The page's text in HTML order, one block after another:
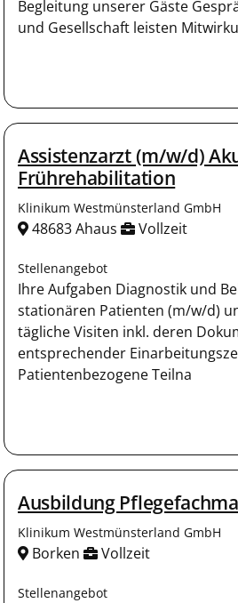
Begleitung unserer Gäste
und Gesellschaft leisten
Assistenzarzt (m/w/d)
Frührehabilitation
Klinikum Westmünsterland GmbH
48683 Ahaus Vollzeit
Stellenangebot
Ihre Aufgaben Diagnostik und
stationären Patienten (m/w/d)
tägliche Visiten inkl. deren
entsprechender
Patientenbezogene Teilna
Ausbildung
Klinikum Westmünsterland GmbH
Borken Vollzeit
Stellenangebot